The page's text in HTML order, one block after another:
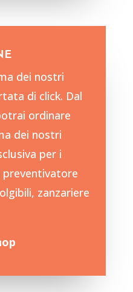
dei nostri
di click. Dal
ordinare
dei nostri
per i
zanzariere